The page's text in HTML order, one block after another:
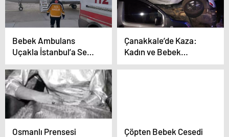
Bebek Ambulans
Uçakla İstanbul’a Sevk
Edildi
Çanakkale’de Kaza:
Kadın ve Bebek
Kurtarıldı
Osmanlı Prensesi
Çöpten Bebek Cesedi